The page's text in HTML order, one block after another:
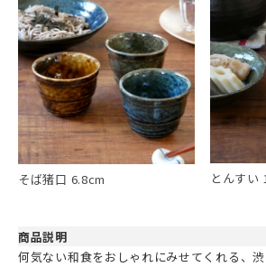
そば猪口 6.8cm とんすい
商品説明
何気ない和食をおしゃれにみせてくれる、